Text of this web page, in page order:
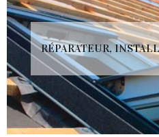
RÉPARATEUR,